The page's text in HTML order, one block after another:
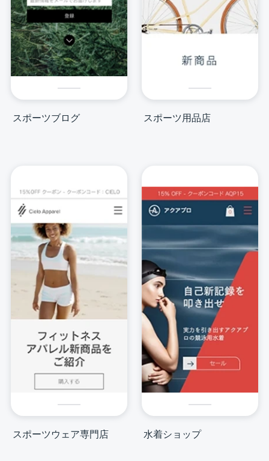
スポーツブログ スポーツ用品店
スポーツウェア専門店 水着ショップ